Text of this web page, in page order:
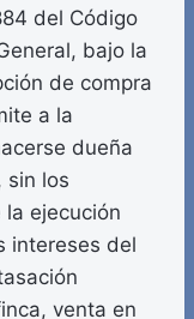
del Código
bajo la
de compra
a la
dueña
sin los
ejecución
intereses del
venta en